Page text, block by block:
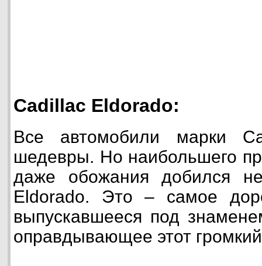
Cadillac Eldorado:
Все автомобили марки
шедевры. Но наибольшего
даже обожания добился
Eldorado. Это – самое
выпускавшееся под
оправдывающее этот